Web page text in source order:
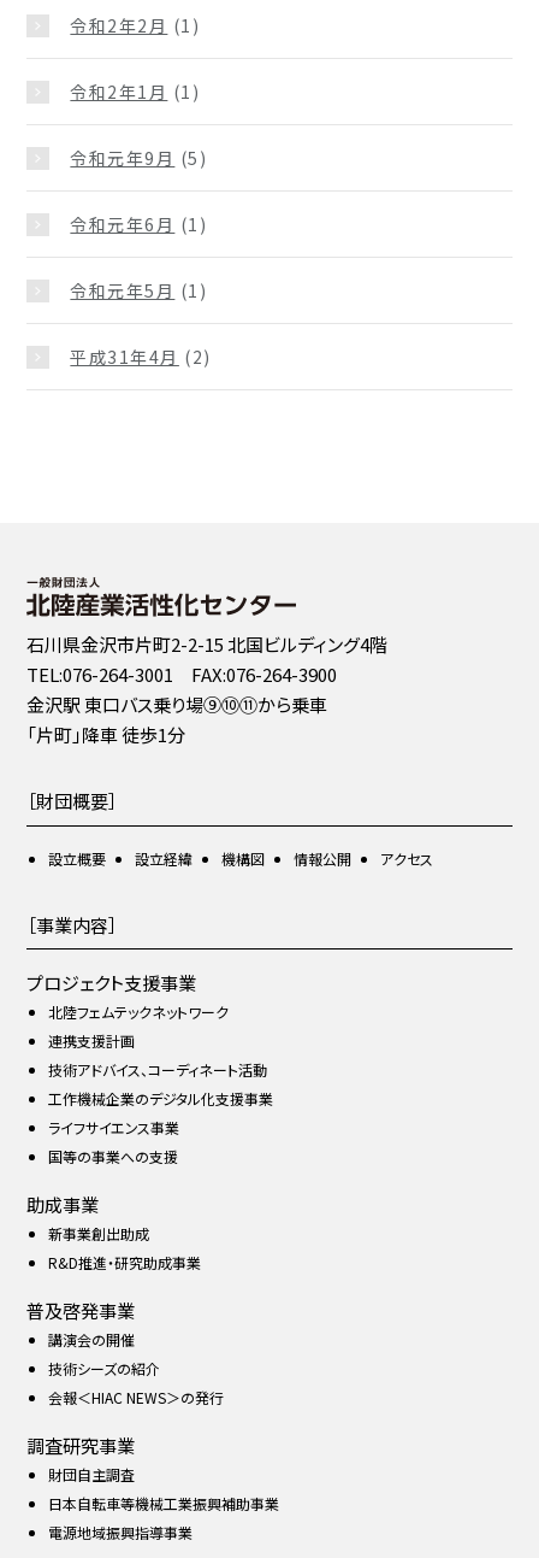
令和2年2月 (1)
令和2年1月 (1)
令和元年9月 (5)
令和元年6月 (1)
令和元年5月 (1)
平成31年4月 (2)
石川県金沢市片町2-2-15 北国ビルディング4階
TEL:076-264-3001 FAX:076-264-3900
金沢駅 東口バス乗り場⑨⑩⑪から乗車
「片町」降車 徒歩1分
［財団概要］
設立概要 設立経緯 機構図 情報公開 アクセス
［事業内容］
プロジェクト支援事業
北陸フェムテックネットワーク
連携支援計画
技術アドバイス、コーディネート活動
工作機械企業のデジタル化支援事業
ライフサイエンス事業
国等の事業への支援
助成事業
新事業創出助成
R&D推進・研究助成事業
普及啓発事業
講演会の開催
技術シーズの紹介
会報＜HIAC NEWS＞の発行
調査研究事業
財団自主調査
日本自転車等機械工業振興補助事業
電源地域振興指導事業